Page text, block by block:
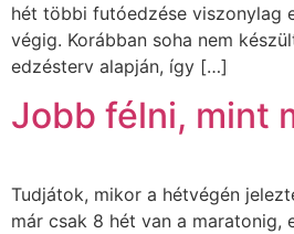
hét többi futóedzése viszonylag
végig. Korábban soha nem
edzésterv alapján, így […]
Jobb félni, mint
Tudjátok, mikor a hétvégén
már csak 8 hét van a maratonig,